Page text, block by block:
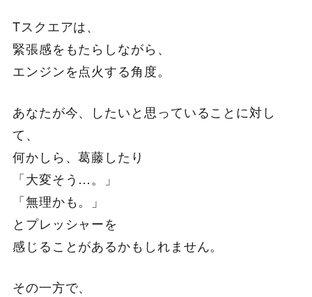
Tスクエアは、
緊張感をもたらしながら、
エンジンを点火する角度。
あなたが今、したいと思っていることに対し
て、
何かしら、葛藤したり
「大変そう…。」
「無理かも。」
とプレッシャーを
感じることがあるかもしれません。
その一方で、